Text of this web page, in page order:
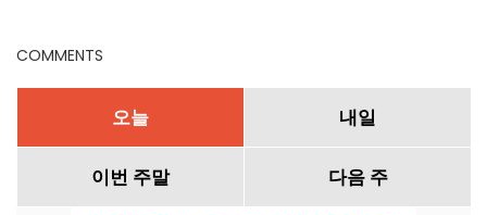
COMMENTS
오늘 내일
이번 주말 다음 주